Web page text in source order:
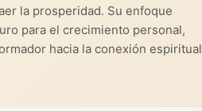
la prosperidad. Su enfoque
para el crecimiento personal,
hacia la conexión espiritual